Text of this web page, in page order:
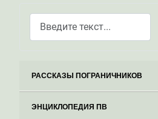
РАССКАЗЫ ПОГРАНИЧНИКОВ
ЭНЦИКЛОПЕДИЯ ПВ